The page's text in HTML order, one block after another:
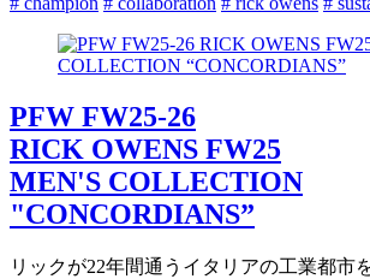
PFW FW25-26
RICK OWENS FW25
MEN'S COLLECTION
"CONCORDIANS”
リックが22年間通うイタリアの工業都市